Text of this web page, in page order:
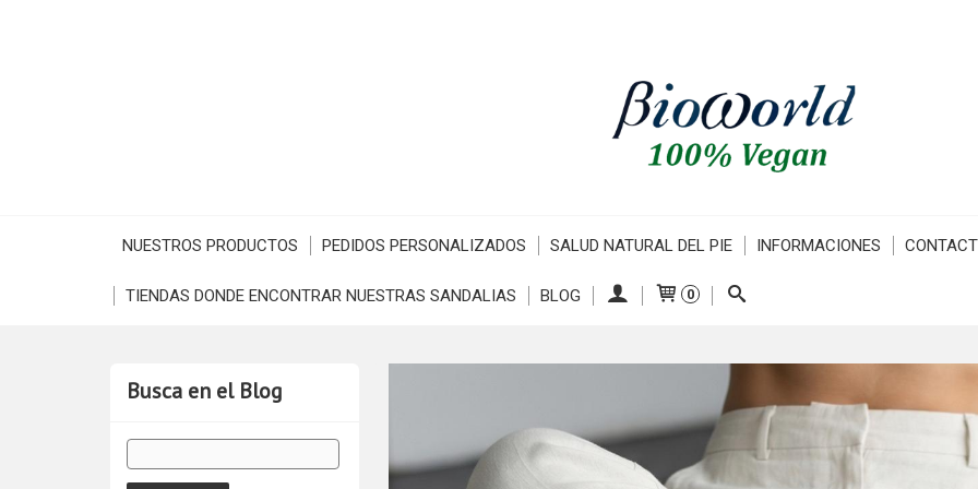
NUESTROS PRODUCTOS PEDIDOS PERSONALIZADOS SALUD NATURAL DEL PIE INFORMACIONES
TIENDAS DONDE ENCONTRAR NUESTRAS SANDALIAS BLOG 0
Busca en el Blog